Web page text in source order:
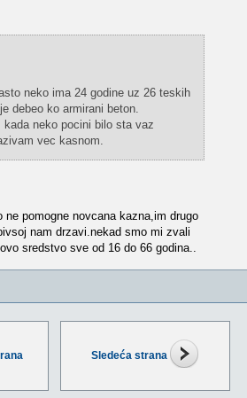
Sledeća strana
neko ima 24 godine uz 26 teskih
debeo ko armirani beton.
kada neko pocini bilo sta vaz
vec kasnom.
pomogne novcana kazna,im drugo
nam drzavi.nekad smo mi zvali
sredstvo sve od 16 do 66 godina..